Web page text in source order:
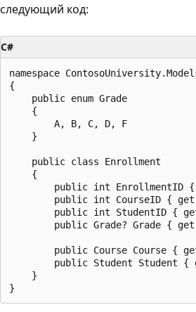
следующий код:
C#
namespace
{
    public enum Grade
    {
        A, B, C, D, F
    }
    public class Enrollment
    {
public int EnrollmentID
public int CourseID {
public int StudentID {
public Grade? Grade {
public Course Course {
public Student Student {
    }